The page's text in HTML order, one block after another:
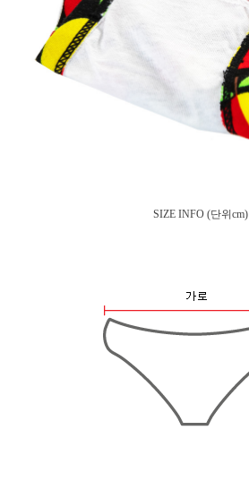
SIZE INFO (단위cm)